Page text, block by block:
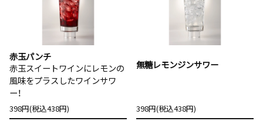
赤玉パンチ
赤玉スイートワインにレモンの
風味をプラスしたワインサワ
ー！
398円(税込438円)
無糖レモンジンサワー
398円(税込438円)